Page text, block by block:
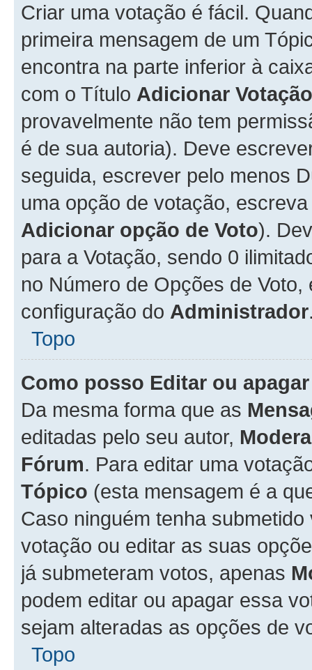
Criar uma votação é fácil.
primeira mensagem de um
encontra na parte inferior à
com o Título Adicionar Votação
provavelmente não tem
é de sua autoria). Deve
seguida, escrever pelo menos
uma opção de votação,
Adicionar opção de Voto).
para a Votação, sendo 0
no Número de Opções de
configuração do Administrador
Topo
Como posso Editar ou
Da mesma forma que as
editadas pelo seu autor,
Fórum. Para editar uma
Tópico (esta mensagem é a
Caso ninguém tenha
votação ou editar as suas
já submeteram votos, apenas
podem editar ou apagar essa
sejam alteradas as opções de
Topo